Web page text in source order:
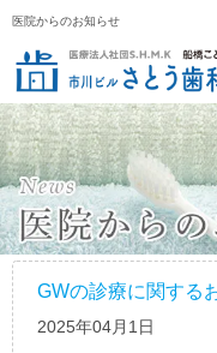
医院からのお知らせ
GWの診療に関する
2025年04月1日